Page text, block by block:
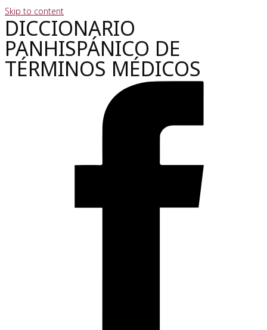
Skip to content
DICCIONARIO
PANHISPÁNICO DE
TÉRMINOS MÉDICOS